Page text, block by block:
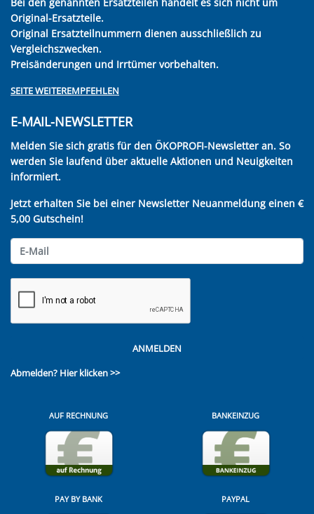
Original-Ersatzteile.
Original Ersatzteilnummern dienen ausschließlich zu
Vergleichszwecken.
Preisänderungen und Irrtümer vorbehalten.
SEITE WEITEREMPFEHLEN
E-MAIL-NEWSLETTER
Melden Sie sich gratis für den ÖKOPROFI-Newsletter an. So
werden Sie laufend über aktuelle Aktionen und Neuigkeiten
informiert.
Jetzt erhalten Sie bei einer Newsletter Neuanmeldung einen €
5,00 Gutschein!
ANMELDEN
Abmelden? Hier klicken >>
AUF RECHNUNG BANKEINZUG
PAY BY BANK PAYPAL